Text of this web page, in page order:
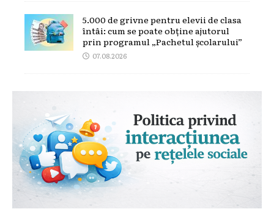
5.000 de grivne pentru elevii de clasa
întâi: cum se poate obține ajutorul
prin programul „Pachetul școlarului”
07.08.2026